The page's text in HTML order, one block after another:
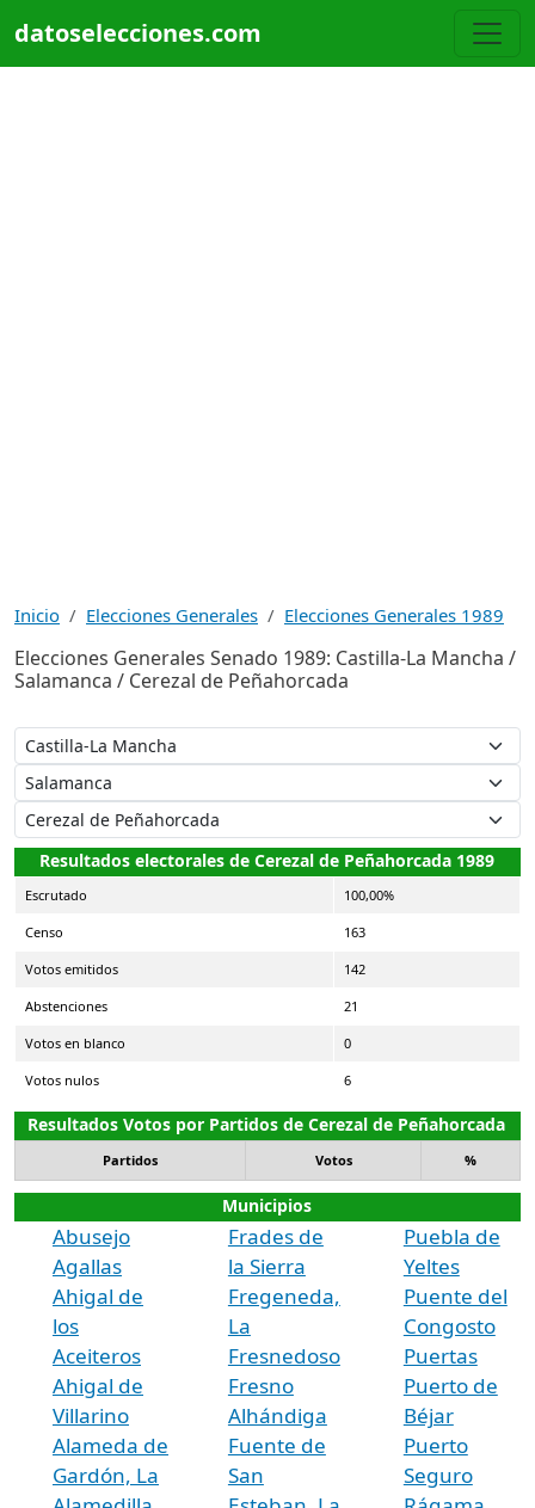
datoselecciones.com
Inicio Elecciones Generales Elecciones Generales 1989
Elecciones Generales Senado 1989: Castilla-La Mancha /
Salamanca / Cerezal de Peñahorcada
Resultados electorales de Cerezal de Peñahorcada 1989
Escrutado 100,00%
Censo 163
Votos emitidos 142
Abstenciones 21
Votos en blanco 0
Votos nulos 6
Resultados Votos por Partidos de Cerezal de Peñahorcada
Partidos Votos %
Municipios
Abusejo
Agallas
Ahigal de
los
Aceiteros
Ahigal de
Villarino
Alameda de
Gardón, La
Frades de
la Sierra
Fregeneda,
La
Fresnedoso
Fresno
Alhándiga
Fuente de
San
Puebla de
Yeltes
Puente del
Congosto
Puertas
Puerto de
Béjar
Puerto
Seguro